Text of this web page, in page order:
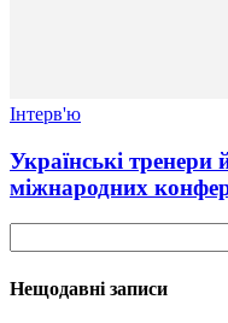
Інтерв'ю
Українські тренери
міжнародних
Нещодавні записи